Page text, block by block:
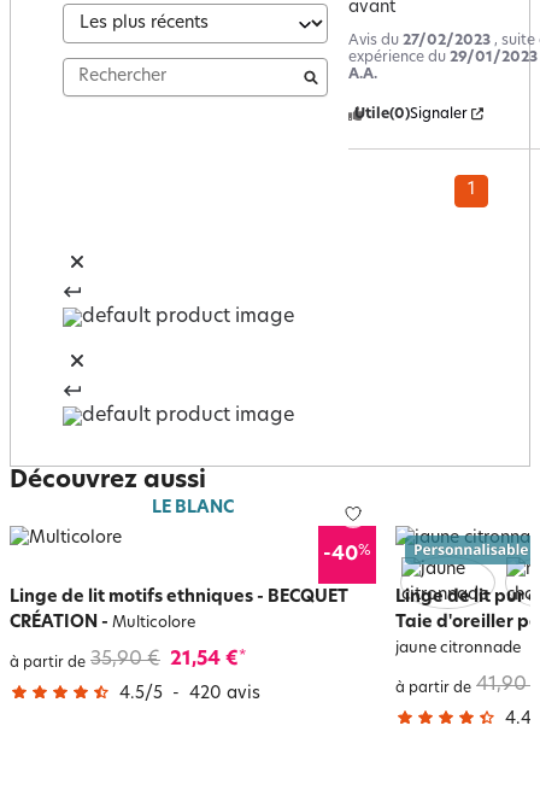
avant
Avis du 27/02/2023 , suite
expérience du 29/01/2023
A.A.
Utile(0)Signaler
1
Découvrez aussi
LE BLANC
-40%
Linge de lit motifs ethniques - BECQUET
CRÉATION - Multicolore
à partir de 35,90 € 21,54 €*
4.5/5 - 420 avis
Linge de lit pur
Taie d'oreiller
jaune citronnade
à partir de 41,90
4.4